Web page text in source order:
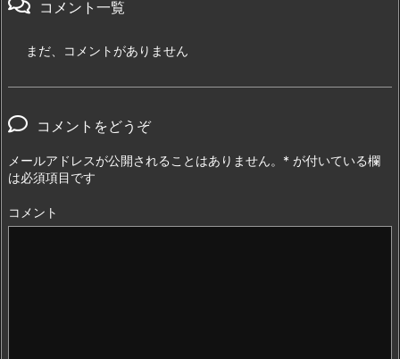
コメント一覧
まだ、コメントがありません
コメントをどうぞ
メールアドレスが公開されることはありません。 * が付いている欄
は必須項目です
コメント